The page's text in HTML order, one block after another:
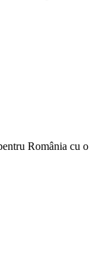
România cu o